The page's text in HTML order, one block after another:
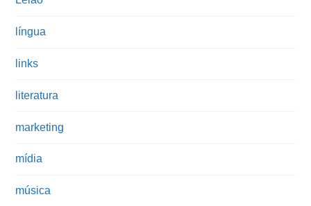
língua
links
literatura
marketing
mídia
música